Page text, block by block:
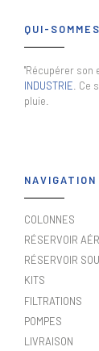
QUI-
"Récupérer son
INDUSTRIE .
pluie.
NAVIGATION
COLONNES
RÉSERVOIR
RÉSERVOIR
KITS
FILTRATIONS
POMPES
LIVRAISON